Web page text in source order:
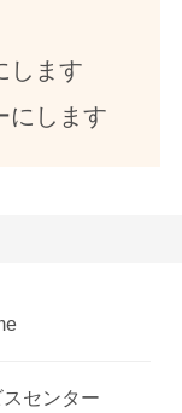
します
にします
センター